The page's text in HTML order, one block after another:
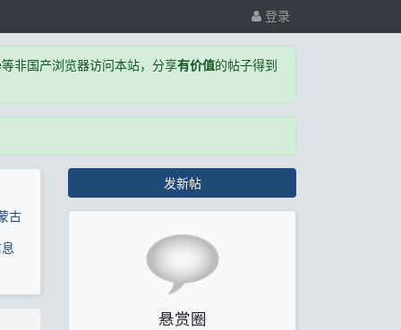
登录
非国产浏览器访问本站，分享有价值的帖子得到
古
发新帖
悬赏圈